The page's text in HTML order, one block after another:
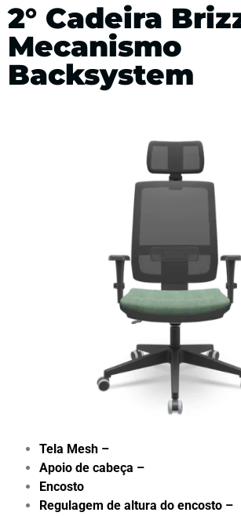
2° Cadeira
Mecanismo
Backsystem
Tela Mesh –
Apoio de cabeça
Encosto
Regulagem de altura do encosto